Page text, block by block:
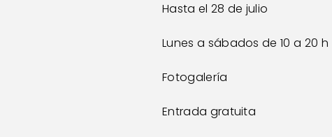
Hasta el 28 de julio
Lunes a sábados de 10 a 20 h
Fotogalería
Entrada gratuita